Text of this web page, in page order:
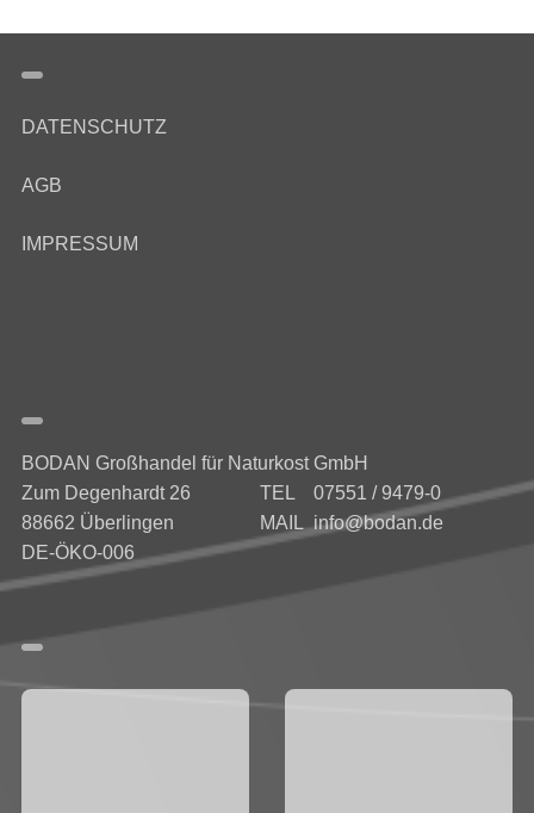
DATENSCHUTZ
AGB
IMPRESSUM
BODAN Großhandel für Naturkost GmbH
Zum Degenhardt 26
88662 Überlingen
DE-ÖKO-006
TEL
07551 / 9479-0
MAIL info@bodan.de